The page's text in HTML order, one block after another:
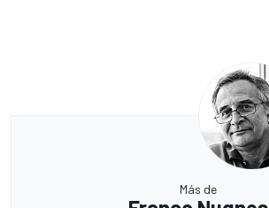
Más de